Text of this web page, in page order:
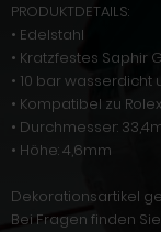
PRODUKTDETAILS:
• Edelstahl
• Kratzfestes Saphir
• 10 bar
• Kompatibel zu
• Durchmesser:
• Höhe: 4,6mm
Dekorationsartikel
Bei Fragen finden